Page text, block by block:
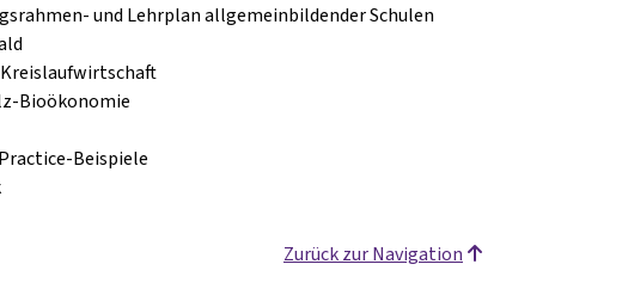
und Lehrplan allgemeinbildender Schulen
Bioökonomie
Beispiele
Zurück zur Navigation